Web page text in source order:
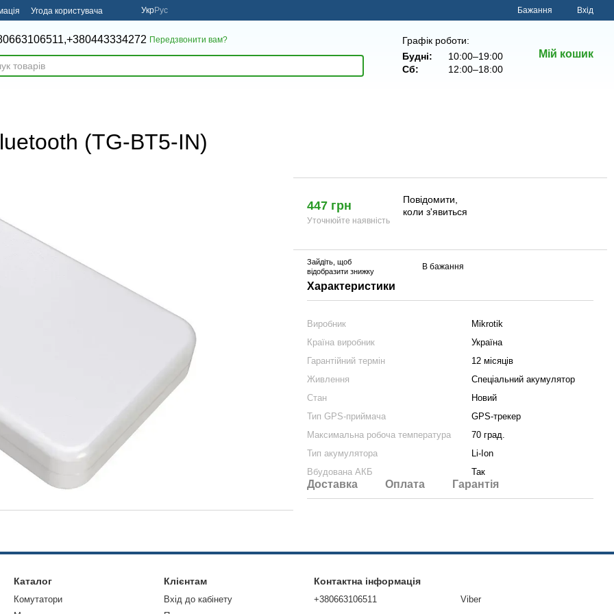
Угода користувача УкрРус Бажання Вхід
+380443334272 Передзвонити вам?
Графік роботи:
Будні:
10:00–19:00
Сб:
12:00–18:00
Мій кошик
(TG-BT5-IN)
447 грн
Уточнюйте наявність
Повідомити,
коли з'явиться
Зайдіть , щоб
відобразити знижку
В бажання
Характеристики
Виробник
Mikrotik
Країна виробник
Україна
Гарантійний термін
12 місяців
Живлення
Спеціальний акумулятор
Стан
Новий
Тип GPS-приймача
GPS-трекер
Максимальна робоча температура
70 град.
Тип акумулятора
Li-Ion
Вбудована АКБ
Так
Доставка Оплата Гарантія
Каталог
Комутатори
Клієнтам
Вхід до кабінету
Контактна інформація
+380663106511
Viber